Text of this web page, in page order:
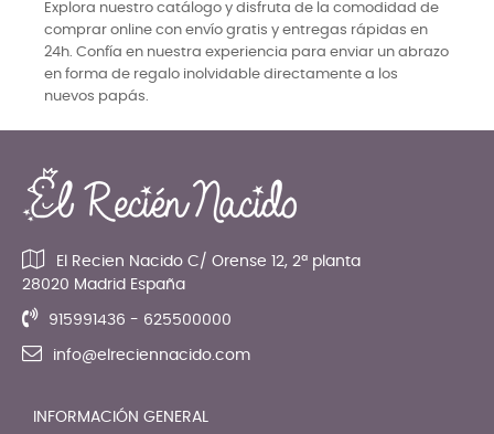
Explora nuestro catálogo y disfruta de la comodidad de
comprar online con envío gratis y entregas rápidas en
24h. Confía en nuestra experiencia para enviar un abrazo
en forma de regalo inolvidable directamente a los
nuevos papás.
El Recien Nacido C/ Orense 12, 2ª planta
28020 Madrid España
915991436 - 625500000
info@elreciennacido.com
INFORMACIÓN GENERAL